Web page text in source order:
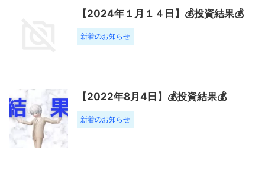
【2024年１月１４日】💰投資結果💰
新着のお知らせ
【2022年8月4日】💰投資結果💰
新着のお知らせ